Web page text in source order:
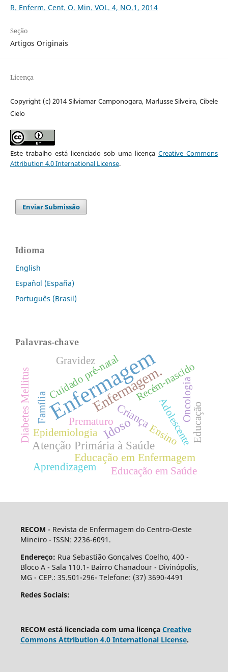
R. Enferm. Cent. O. Min. VOL. 4, NO.1, 2014
Seção
Artigos Originais
Licença
Copyright (c) 2014 Silviamar Camponogara, Marlusse Silveira, Cibele
Cielo
Este trabalho está licenciado sob uma licençaCreative Commons
Attribution 4.0 International License.
Enviar Submissão
Idioma
English
Español (España)
Português (Brasil)
Palavras-chave
Enfermagem
Enfermagem.
Idoso
Atenção Primária à Saúde
Criança
Educação em Enfermagem
Cuidado pré-natal
Educação em Saúde
Adolescente
Família
Ensino
Epidemiologia
Recém-nascido
Diabetes Mellitus Oncologia
Prematuro
Aprendizagem
Educação
Gravidez
RECOM - Revista de Enfermagem do Centro-Oeste
Mineiro - ISSN: 2236-6091.
Endereço: Rua Sebastião Gonçalves Coelho, 400 -
Bloco A - Sala 110.1- Bairro Chanadour - Divinópolis,
MG - CEP.: 35.501-296- Telefone: (37) 3690-4491
Redes Sociais:
RECOM está licenciada com uma licença Creative
Commons Attribution 4.0 International License.